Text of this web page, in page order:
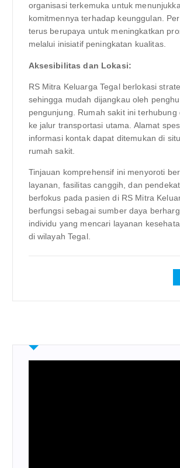
organisasi terkemuka untuk
komitmennya terhadap keunggulan.
terus berupaya untuk meningkatkan
melalui inisiatif peningkatan kualitas.
Aksesibilitas dan Lokasi:
RS Mitra Keluarga Tegal berlokasi
sehingga mudah dijangkau oleh
pengunjung. Rumah sakit ini terhubung
ke jalur transportasi utama. Alamat
informasi kontak dapat ditemukan di
rumah sakit.
Tinjauan komprehensif ini menyoroti
layanan, fasilitas canggih, dan
berfokus pada pasien di RS Mitra
berfungsi sebagai sumber daya
individu yang mencari layanan
di wilayah Tegal.